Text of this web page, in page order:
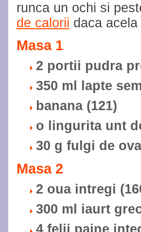
runca un ochi si
de calorii daca
Masa 1
2 portii pudra
350 ml lapte
banana (121)
o lingurita unt
30 g fulgi de
Masa 2
2 oua intregi
300 ml iaurt
4 felii paine